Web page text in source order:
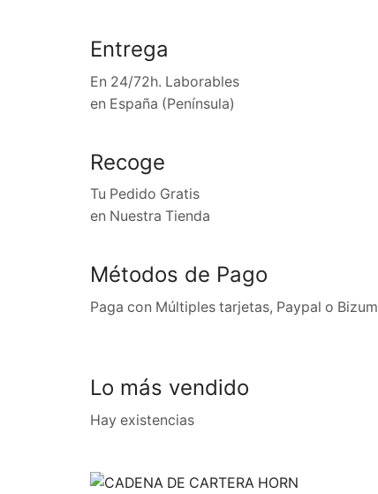
Entrega
En 24/72h. Laborables
en España (Península)
Recoge
Tu Pedido Gratis
en Nuestra Tienda
Métodos de Pago
Paga con Múltiples tarjetas, Paypal o Bizum
Lo más vendido
Hay existencias